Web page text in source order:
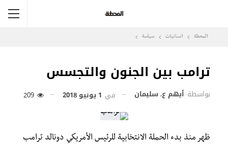
المحطة انسانيات سياسة
ترامب بين الجنون والتجسس
بواسطة أيهم ع. سليمان في 1 يونيو 2018
ظهر منذ بدء الحملة الانتخابية للرئيس الأمريكي دونالد ترامب